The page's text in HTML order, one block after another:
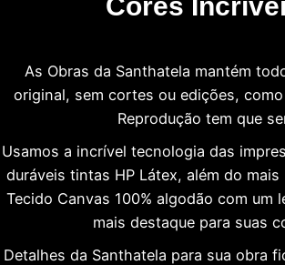
As Obras da Santhatela mantém
original, sem cortes ou edições,
Reprodução tem que
Usamos a incrível tecnologia das
duráveis tintas HP Látex, além do
Tecido Canvas 100% algodão com um
mais destaque para suas
Detalhes da Santhatela para sua obra